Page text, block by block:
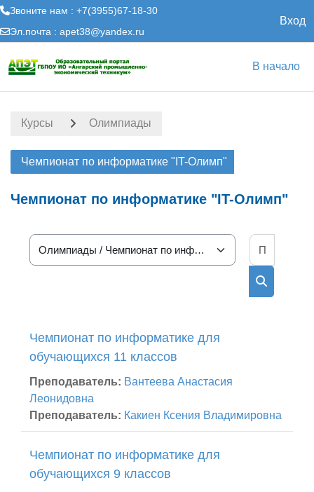
Звоните нам : +7(3955)67-18-30
Эл.почта : apet38@yandex.ru
Вход
В начало
Курсы Олимпиады
Чемпионат по информатике "IT-Олимп"
Чемпионат по информатике "IT-Олимп"
Категории курсов
Чемпионат по информатике для
обучающихся 11 классов
Преподаватель: Вантеева Анастасия
Леонидовна
Преподаватель: Какиен Ксения Владимировна
Чемпионат по информатике для
обучающихся 9 классов